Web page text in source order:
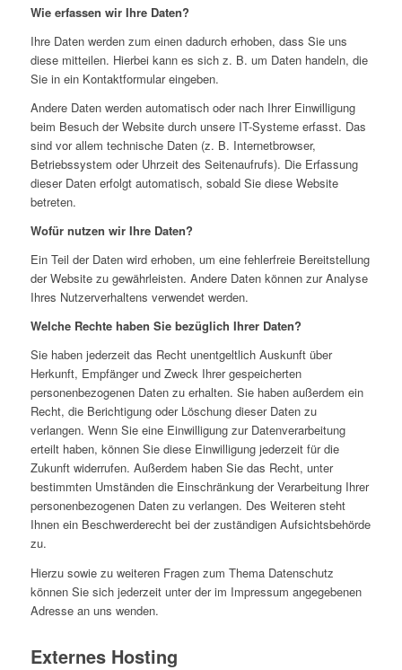
Wie erfassen wir Ihre Daten?
Ihre Daten werden zum einen dadurch erhoben, dass Sie uns
diese mitteilen. Hierbei kann es sich z. B. um Daten handeln, die
Sie in ein Kontaktformular eingeben.
Andere Daten werden automatisch oder nach Ihrer Einwilligung
beim Besuch der Website durch unsere IT-Systeme erfasst. Das
sind vor allem technische Daten (z. B. Internetbrowser,
Betriebssystem oder Uhrzeit des Seitenaufrufs). Die Erfassung
dieser Daten erfolgt automatisch, sobald Sie diese Website
betreten.
Wofür nutzen wir Ihre Daten?
Ein Teil der Daten wird erhoben, um eine fehlerfreie Bereitstellung
der Website zu gewährleisten. Andere Daten können zur Analyse
Ihres Nutzerverhaltens verwendet werden.
Welche Rechte haben Sie bezüglich Ihrer Daten?
Sie haben jederzeit das Recht unentgeltlich Auskunft über
Herkunft, Empfänger und Zweck Ihrer gespeicherten
personenbezogenen Daten zu erhalten. Sie haben außerdem ein
Recht, die Berichtigung oder Löschung dieser Daten zu
verlangen. Wenn Sie eine Einwilligung zur Datenverarbeitung
erteilt haben, können Sie diese Einwilligung jederzeit für die
Zukunft widerrufen. Außerdem haben Sie das Recht, unter
bestimmten Umständen die Einschränkung der Verarbeitung Ihrer
personenbezogenen Daten zu verlangen. Des Weiteren steht
Ihnen ein Beschwerderecht bei der zuständigen Aufsichtsbehörde
zu.
Hierzu sowie zu weiteren Fragen zum Thema Datenschutz
können Sie sich jederzeit unter der im Impressum angegebenen
Adresse an uns wenden.
Externes Hosting